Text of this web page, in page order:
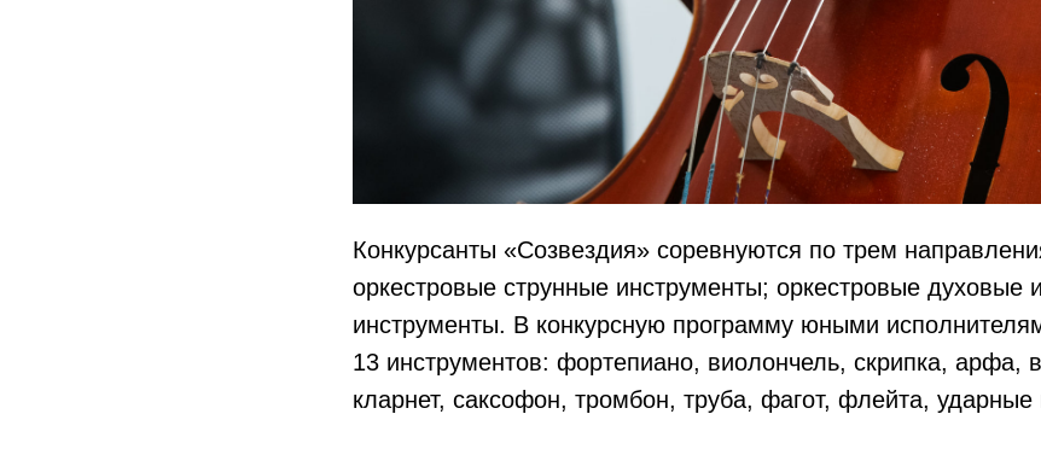
Конкурсанты «Созвездия» соревнуются по трем
оркестровые струнные инструменты; оркестровые духовые
инструменты. В конкурсную программу юными
13 инструментов: фортепиано, виолончель, скрипка, арфа,
кларнет, саксофон, тромбон, труба, фагот, флейта, ударные